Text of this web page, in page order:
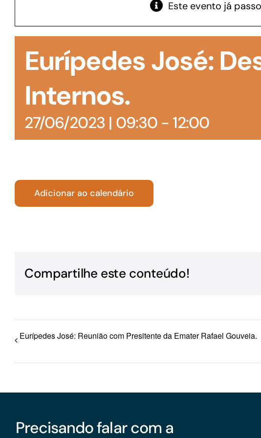
manutenção de estoques e despesas operacionais
realizar
Turismo
Este evento já
Eurípedes José:
Internos.
27/06/2023 | 09:30- 12:00
Adicionar ao calendário
Compartilhe este conteúdo!
Eurípedes José: Reunião com Presitente da Emater Rafael Gouveia.
Precisando falar com a